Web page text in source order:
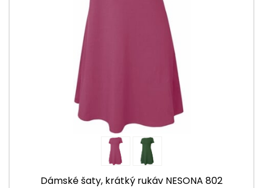
Dámské šaty, krátký rukáv NESONA 802